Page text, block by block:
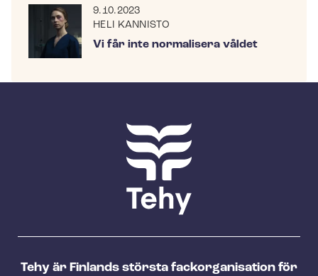
9.10.2023
HELI KANNISTO
Vi får inte normalisera våldet
Tehy är Finlands största fackorganisation för